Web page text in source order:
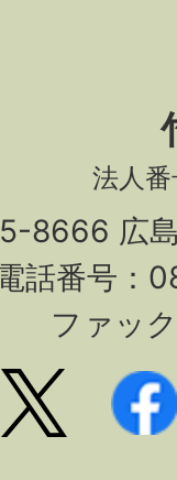
法人
8666 広
話番号：
ファッ